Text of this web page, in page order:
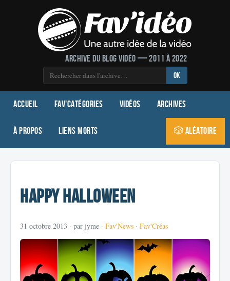
Archive du blog vidéo — 2011 à 2022
OK
Accueil Fav'Catégories Vidéos Archives
À propos Liens morts 🎲 Aléatoire
Happy Halloween
31 octobre 2013 · par jyme · Fav'News · Fav'Créas